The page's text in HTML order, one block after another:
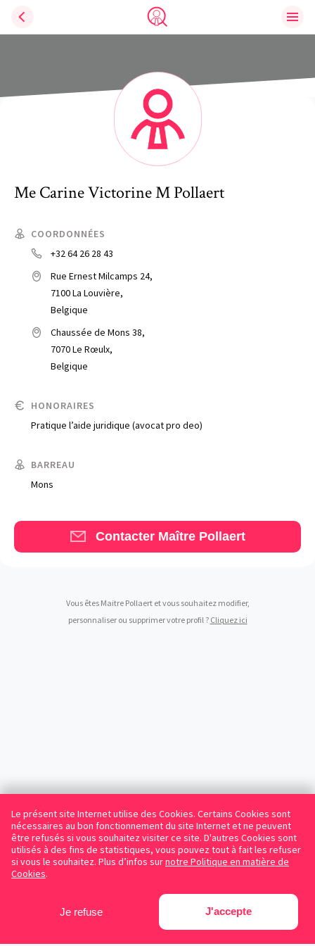
Trouve un avocat
Trouve un avocat
Qui sommes-nous
Le présent site Internet utilise des Cookies. Certains Cookies sont
nécessaires au bon fonctionnement du site Internet et ne peuvent
être refusés si vous souhaitez visiter ce site. D'autres Cookies sont
utilisés à des fins de statistiques, vous pouvez tout à fait les refuser
si vous le souhaitez. Plus d’infos surnotre Politique en matière de
Cookies.
Je refuse J'accepte
MeCarine Victorine MPollaert
COORDONNÉES
+32 64 26 28 43
Rue Ernest Milcamps 24,
7100 La Louvière,
Belgique
Chaussée de Mons 38,
7070 Le Rœulx,
Belgique
HONORAIRES
Pratique l’aide juridique (avocat pro deo)
BARREAU
Mons
Contacter Maître Pollaert
Vous êtes Maitre Pollaert et vous souhaitez modifier,
personnaliser ou supprimer votre profil ? Cliquez ici